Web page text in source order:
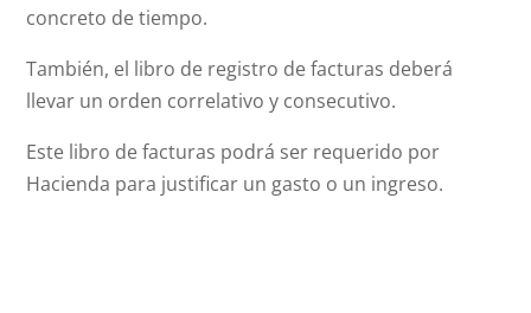
concreto de tiempo.
También, el libro de registro de facturas deberá
llevar un orden correlativo y consecutivo.
Este libro de facturas podrá ser requerido por
Hacienda para justificar un gasto o un ingreso.